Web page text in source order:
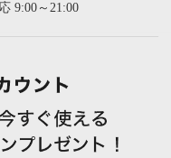
9:00～21:00